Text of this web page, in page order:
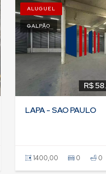
ALUGUEL
GALPÃO
R$
LAPA - SAO PAULO
1400,00 0 0